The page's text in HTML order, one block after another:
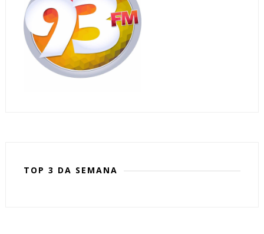
TOP 3 DA SEMANA